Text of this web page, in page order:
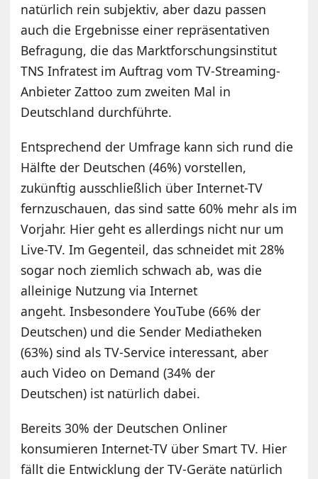
natürlich rein subjektiv, aber dazu passen
auch die Ergebnisse einer repräsentativen
Befragung, die das Marktforschungsinstitut
TNS Infratest im Auftrag vom TV-Streaming-
Anbieter Zattoo zum zweiten Mal in
Deutschland durchführte.
Entsprechend der Umfrage kann sich rund die
Hälfte der Deutschen (46%) vorstellen,
zukünftig ausschließlich über Internet-TV
fernzuschauen, das sind satte 60% mehr als im
Vorjahr. Hier geht es allerdings nicht nur um
Live-TV. Im Gegenteil, das schneidet mit 28%
sogar noch ziemlich schwach ab, was die
alleinige Nutzung via Internet
angeht. Insbesondere YouTube (66% der
Deutschen) und die Sender Mediatheken
(63%) sind als TV-Service interessant, aber
auch Video on Demand (34% der
Deutschen) ist natürlich dabei.
Bereits 30% der Deutschen Onliner
konsumieren Internet-TV über Smart TV. Hier
fällt die Entwicklung der TV-Geräte natürlich